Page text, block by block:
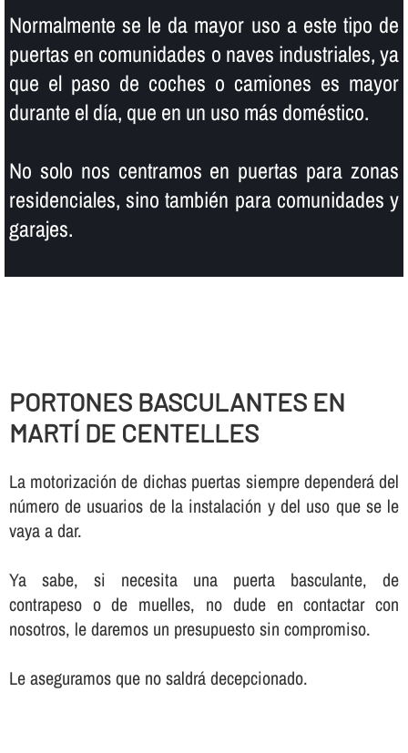
Normalmente se le da mayor uso a este tipo de
puertas en comunidades o naves industriales, ya
que el paso de coches o camiones es mayor
durante el dí­a, que en un uso más doméstico.
No solo nos centramos en puertas para zonas
residenciales, sino también para comunidades y
garajes.
PORTONES BASCULANTES EN
MARTÍ DE CENTELLES
La motorización de dichas puertas siempre dependerá del
número de usuarios de la instalación y del uso que se le
vaya a dar.
Ya sabe, si necesita una puerta basculante, de
contrapeso o de muelles, no dude en contactar con
nosotros, le daremos un presupuesto sin compromiso.
Le aseguramos que no saldrá decepcionado.